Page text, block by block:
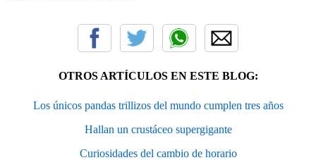
OTROS ARTÍCULOS EN ESTE BLOG:
Los únicos pandas trillizos del mundo cumplen tres años
Hallan un crustáceo supergigante
Curiosidades del cambio de horario